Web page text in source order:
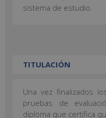
sistema de estudio.
TITULACIÓN
Una vez finalizados
pruebas de
diploma que certifica